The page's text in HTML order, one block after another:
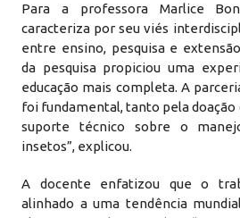
Para a professora Marlice
caracteriza por seu viés
entre ensino, pesquisa e
da pesquisa propiciou uma
educação mais completa. A
foi fundamental, tanto pela doação
suporte técnico sobre o
insetos”, explicou.
A docente enfatizou que o
alinhado a uma tendência